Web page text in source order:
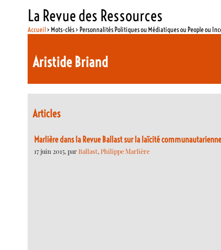
La Revue des Ressources
Accueil> Mots-clés > Personnalités Politiques ou Médiatiques ou People ou
Aristide Briand
Articles
Marlière dans la Revue Ballast sur la laïcité
17 juin 2015, parBallast,Philippe Marlière